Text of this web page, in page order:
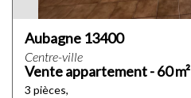
Aubagne 13400
Centre-ville
Vente appartement - 60 m²
3 pièces,